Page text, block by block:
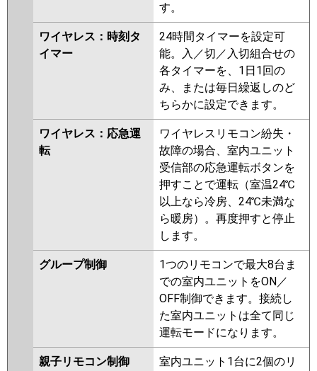
す。
ワイヤレス：時刻タ
イマー
24時間タイマーを設定可
能。入／切／入切組合せの
各タイマーを、1日1回の
み、または毎日繰返しのど
ちらかに設定できます。
ワイヤレス：応急運
転
ワイヤレスリモコン紛失・
故障の場合、室内ユニット
受信部の応急運転ボタンを
押すことで運転（室温24℃
以上なら冷房、24℃未満な
ら暖房）。再度押すと停止
します。
グループ制御
1つのリモコンで最大8台ま
での室内ユニットをON／
OFF制御できます。接続し
た室内ユニットは全て同じ
運転モードになります。
親子リモコン制御
室内ユニット1台に2個のリ